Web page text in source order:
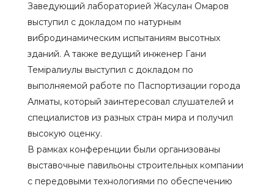
Заведующий лабораторией Жасулан Омаров
выступил с докладом по натурным
вибродинамическим испытаниям высотных
зданий. А также ведущий инженер Гани
Теміралиулы выступил с докладом по
выполняемой работе по Паспортизации города
Алматы, который заинтересовал слушателей и
специалистов из разных стран мира и получил
высокую оценку.
В рамках конференции были организованы
выставочные павильоны строительных компании
с передовыми технологиями по обеспечению